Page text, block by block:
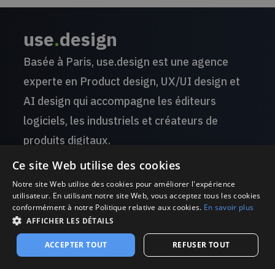
use.design
Basée à Paris, use.design est une agence
experte en Product design, UX/UI design et
AI design qui accompagne les éditeurs
logiciels, les industriels et créateurs de
produits digitaux.
Quel que soit le domaine d’activité ou le
support,faites décoller votre produit grâce
à l’IA !
Ce site Web utilise des cookies
Notre site Web utilise des cookies pour améliorer l'expérience
utilisateur. En utilisant notre site Web, vous acceptez tous les cookies
conformément à notre Politique relative aux cookies. En savoir plus
AFFICHER LES DÉTAILS
ACCEPTER TOUT REFUSER TOUT